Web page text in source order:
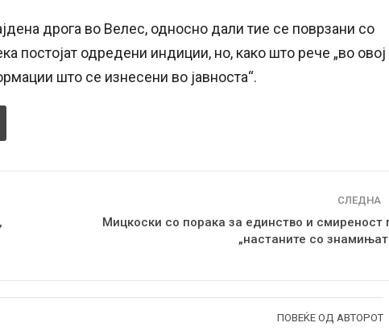
дрога во Велес, односно дали тие се поврзани со
постојат одредени индиции, но, како што рече „во овој
што се изнесени во јавноста“.
СЛЕДНА
Мицкоски со порака за единство и смиреност
„настаните со
ПОВЕЌЕ ОД АВТОРОТ